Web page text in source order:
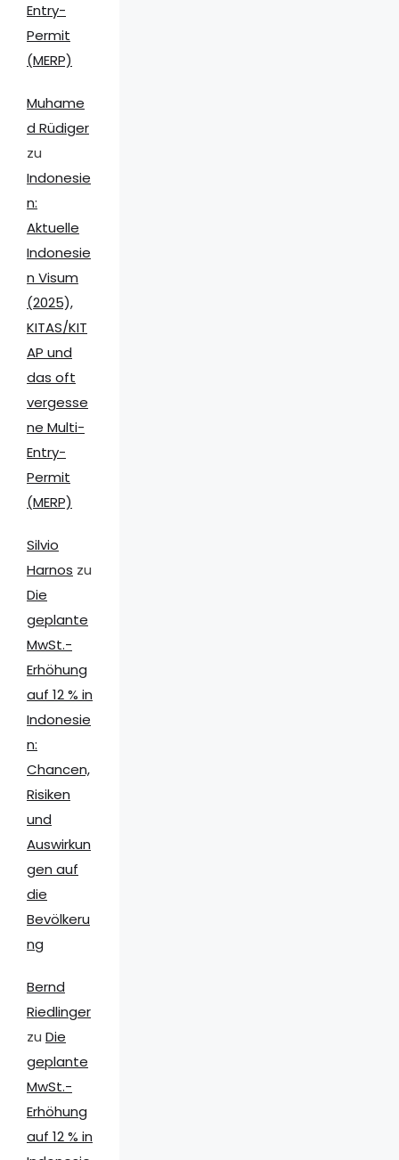
Entry-
Permit
(MERP)
Muhame
d Rüdiger
zu
Indonesie
n:
Aktuelle
Indonesie
n Visum
(2025),
KITAS/KIT
AP und
das oft
vergesse
ne Multi-
Entry-
Permit
(MERP)
Silvio
Harnos zu
Die
geplante
MwSt.-
Erhöhung
auf 12 % in
Indonesie
n:
Chancen,
Risiken
und
Auswirkun
gen auf
die
Bevölkeru
ng
Bernd
Riedlinger
zu Die
geplante
MwSt.-
Erhöhung
auf 12 % in